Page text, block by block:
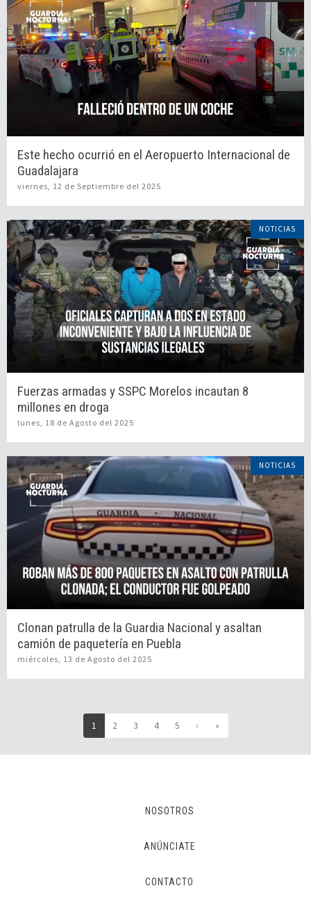
Este hecho ocurrió en el Aeropuerto Internacional de
Guadalajara
viernes, 12 de Septiembre del 2025
NOTICIAS
Fuerzas armadas y SSPC Morelos incautan 8
millones en droga
lunes, 18 de Agosto del 2025
NOTICIAS
Clonan patrulla de la Guardia Nacional y asaltan
camión de paquetería en Puebla
miércoles, 13 de Agosto del 2025
1 (current)
2 3 4 5 › »
NOSOTROS
ANÚNCIATE
CONTACTO